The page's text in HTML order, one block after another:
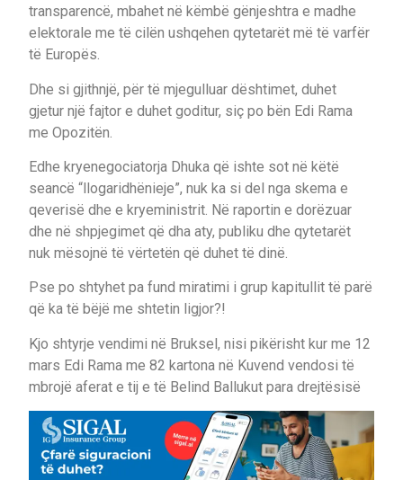
transparencë, mbahet në këmbë gënjeshtra e madhe
elektorale me të cilën ushqehen qytetarët më të varfër
të Europës.
Dhe si gjithnjë, për të mjegulluar dështimet, duhet
gjetur një fajtor e duhet goditur, siç po bën Edi Rama
me Opozitën.
Edhe kryenegociatorja Dhuka që ishte sot në këtë
seancë “llogaridhënieje”, nuk ka si del nga skema e
qeverisë dhe e kryeministrit. Në raportin e dorëzuar
dhe në shpjegimet që dha aty, publiku dhe qytetarët
nuk mësojnë të vërtetën që duhet të dinë.
Pse po shtyhet pa fund miratimi i grup kapitullit të parë
që ka të bëjë me shtetin ligjor?!
Kjo shtyrje vendimi në Bruksel, nisi pikërisht kur me 12
mars Edi Rama me 82 kartona në Kuvend vendosi të
mbrojë aferat e tij e të Belind Ballukut para drejtësisë